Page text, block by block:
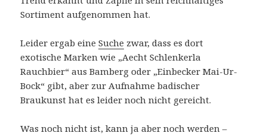
Sortiment aufgenommen hat.
Leider ergab eineSuche zwar, dass es dort
exotische Marken wie „Aecht Schlenkerla
Rauchbier“ aus Bamberg oder „Einbecker Mai-Ur-
Bock“ gibt, aber zur Aufnahme badischer
Braukunst hat es leider noch nicht gereicht.
Was noch nicht ist, kann ja aber noch werden –